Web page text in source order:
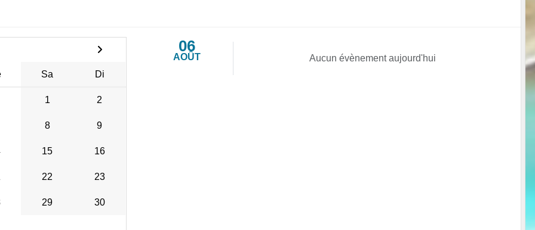
Sa Di
1 2
8 9
15 16
22 23
29 30
06
AOÛT Aucun évènement aujourd'hui